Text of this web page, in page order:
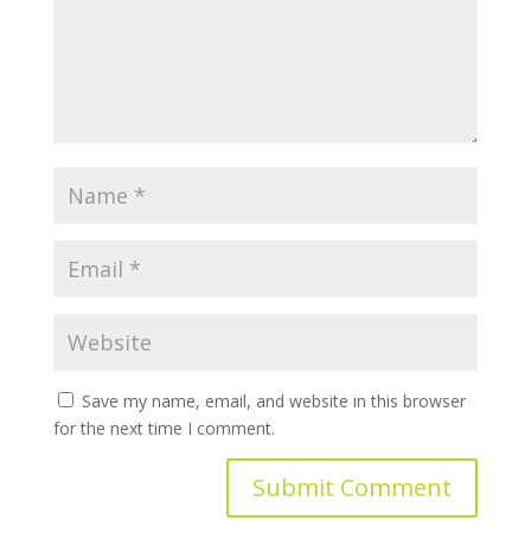
Save my name, email, and website in this browser
for the next time I comment.